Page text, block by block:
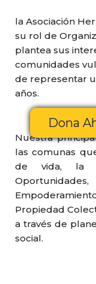
la Asociación
su rol de
plantea sus
comunidades
de representar
años.
Nuestra
las comunas
de vida, la
Propiedad
a través de
social.
Dona